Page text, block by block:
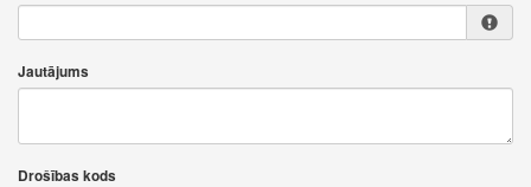
Jautājums
Drošības kods